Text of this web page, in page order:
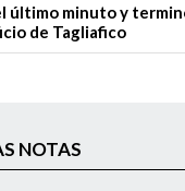
último minuto y
de Tagliafico
NOTAS